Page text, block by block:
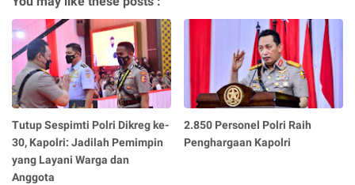
Tutup Sespimti Polri Dikreg ke-
30, Kapolri: Jadilah Pemimpin
yang Layani Warga dan
Anggota
2.850 Personel Polri Raih
Penghargaan Kapolri